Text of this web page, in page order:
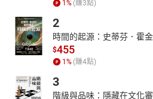
四十歲退休後在各大醫院、美術館擔
份心力的初衷，透過唱作俱佳、靈活
式，毫不意外地火速成為了超受大朋
叔」，每一場「小型」的說故事活動
爆滿，立馬躍升成為「大型」說故事
海內外，受邀走訪各地說故事，足跡
1 % (賺3點)
2
時間的起源：史蒂芬．霍
$455
1 % (賺4點)
3
階級與品味：隱藏在文化